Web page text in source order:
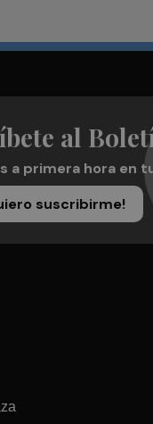
al
a primera hora en
suscribirme!